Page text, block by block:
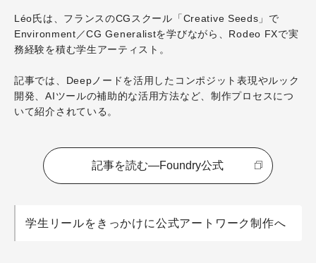
Léo氏は、フランスのCGスクール「Creative Seeds」で
Environment／CG Generalistを学びながら、Rodeo FXで実
務経験を積む学生アーティスト。
記事では、Deepノードを活用したコンポジット表現やルック
開発、AIツールの補助的な活用方法など、制作プロセスにつ
いて紹介されている。
記事を読む―Foundry公式
学生リールをきっかけに公式アートワーク制作へ